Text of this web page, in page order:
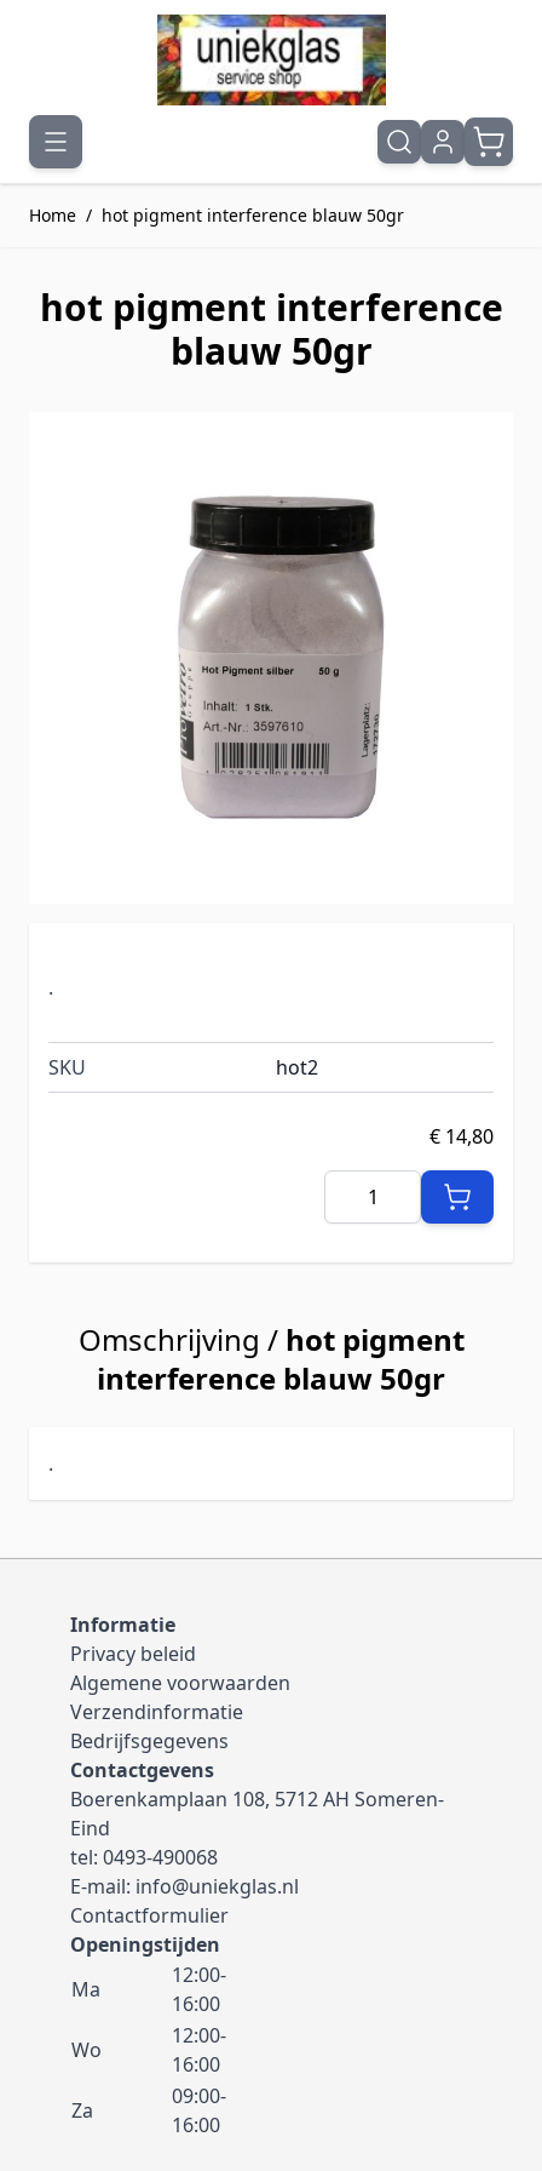
Ga naar de inhoud
Home / hot pigment interference blauw 50gr
hot pigment interference
blauw 50gr
.
SKU hot2
€ 14,80
Aantal
Omschrijving / hot pigment
interference blauw 50gr
.
Informatie
Privacy beleid
Algemene voorwaarden
Verzendinformatie
Bedrijfsgegevens
Contactgevens
Boerenkamplaan 108, 5712 AH Someren-
Eind
tel: 0493-490068
E-mail: info@uniekglas.nl
Contactformulier
Openingstijden
Ma
12:00-
16:00
Wo
12:00-
16:00
Za
09:00-
16:00